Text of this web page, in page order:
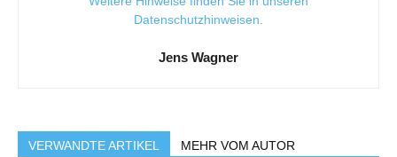
Datenschutzhinweisen
Jens Wagner
VERWANDTE ARTIKEL MEHR VOM AUTOR